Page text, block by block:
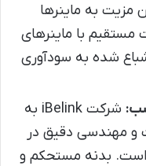
مزیت به ماینرها
مستقیم با ماینرهای
شده به سودآوری
شرکت iBelink به
و مهندسی دقیق در
بدنه مستحکم و